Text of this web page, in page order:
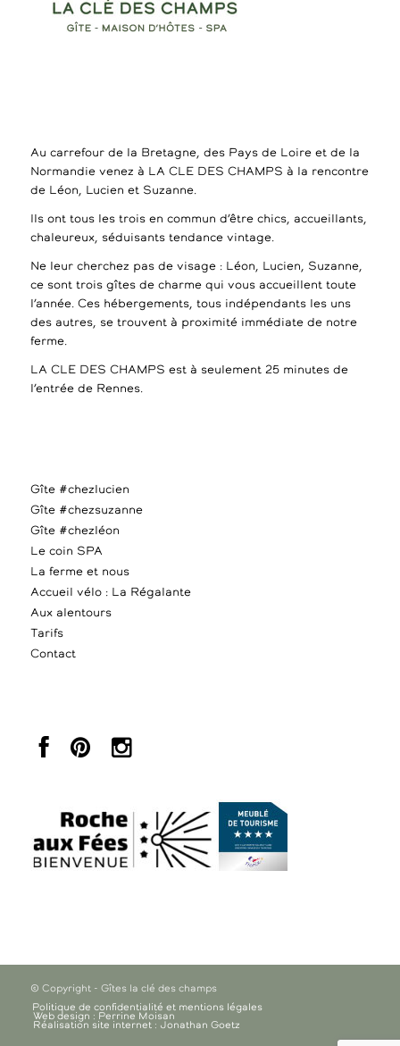
Au carrefour de la Bretagne, des Pays de Loire et de la
Normandie venez à LA CLE DES CHAMPS à la rencontre
de Léon, Lucien et Suzanne.
Ils ont tous les trois en commun d’être chics, accueillants,
chaleureux, séduisants tendance vintage.
Ne leur cherchez pas de visage : Léon, Lucien, Suzanne,
ce sont trois gîtes de charme qui vous accueillent toute
l’année. Ces hébergements, tous indépendants les uns
des autres, se trouvent à proximité immédiate de notre
ferme.
LA CLE DES CHAMPS est à seulement 25 minutes de
l’entrée de Rennes.
Gîte #chezlucien
Gîte #chezsuzanne
Gîte #chezléon
Le coin SPA
La ferme et nous
Accueil vélo : La Régalante
Aux alentours
Tarifs
Contact
© Copyright - Gîtes la clé des champs
Politique de confidentialité et mentions légales
Web design : Perrine Moisan
Réalisation site internet : Jonathan Goetz